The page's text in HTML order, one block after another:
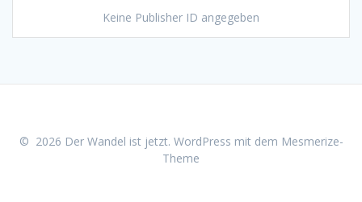
Keine Publisher ID angegeben
© 2026 Der Wandel ist jetzt. WordPress mit dem Mesmerize-
Theme